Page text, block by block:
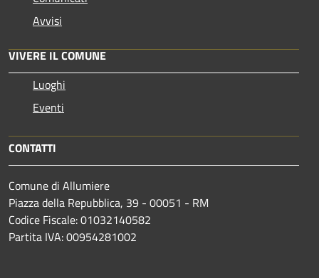
Avvisi
VIVERE IL COMUNE
Luoghi
Eventi
CONTATTI
Comune di Allumiere
Piazza della Repubblica, 39 - 00051 - RM
Codice Fiscale: 01032140582
Partita IVA: 00954281002